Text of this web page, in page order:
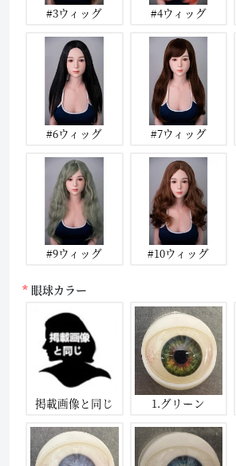
#3ウィッグ #4ウィッグ
#6ウィッグ #7ウィッグ
#9ウィッグ #10ウィッグ
眼球カラー
掲載画像と同じ 1.グリーン